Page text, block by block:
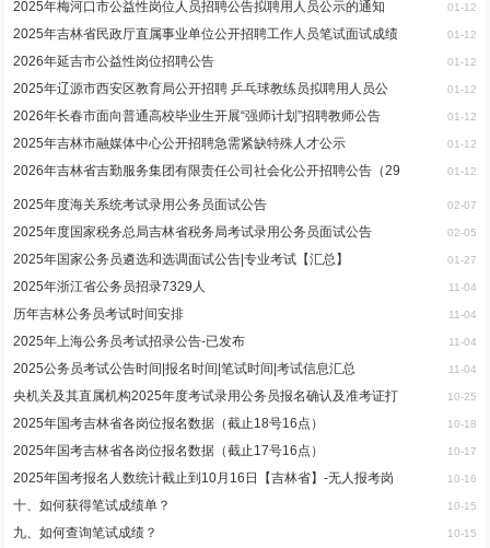
2025年梅河口市公益性岗位人员招聘公告拟聘用人员公示的通知 01-12
2025年吉林省民政厅直属事业单位公开招聘工作人员笔试面试成绩 01-12
2026年延吉市公益性岗位招聘公告 01-12
2025年辽源市西安区教育局公开招聘 乒乓球教练员拟聘用人员公 01-12
2026年长春市面向普通高校毕业生开展“强师计划”招聘教师公告 01-12
2025年吉林市融媒体中心公开招聘急需紧缺特殊人才公示 01-12
2026年吉林省吉勤服务集团有限责任公司社会化公开招聘公告（29 01-12
2025年度海关系统考试录用公务员面试公告 02-07
2025年度国家税务总局吉林省税务局考试录用公务员面试公告 02-05
2025年国家公务员遴选和选调面试公告|专业考试【汇总】 01-27
2025年浙江省公务员招录7329人 11-04
历年吉林公务员考试时间安排 11-04
2025年上海公务员考试招录公告-已发布 11-04
2025公务员考试公告时间|报名时间|笔试时间|考试信息汇总 11-04
央机关及其直属机构2025年度考试录用公务员报名确认及准考证打 10-25
2025年国考吉林省各岗位报名数据（截止18号16点） 10-18
2025年国考吉林省各岗位报名数据（截止17号16点） 10-17
2025年国考报名人数统计截止到10月16日【吉林省】-无人报考岗 10-16
十、如何获得笔试成绩单？ 10-15
九、如何查询笔试成绩？ 10-15